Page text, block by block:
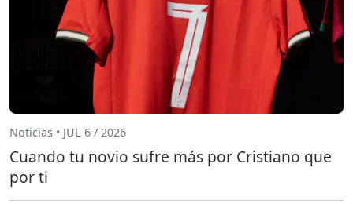
Noticias • JUL 6 / 2026
Cuando tu novio sufre más por Cristiano que
por ti